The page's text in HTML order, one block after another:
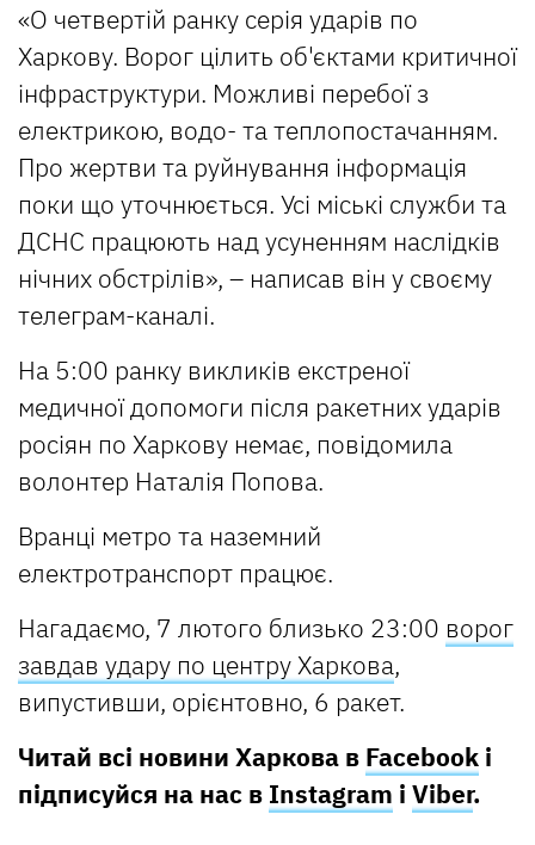
«О четвертій ранку серія ударів по
Харкову. Ворог цілить об'єктами критичної
інфраструктури. Можливі перебої з
електрикою, водо- та теплопостачанням.
Про жертви та руйнування інформація
поки що уточнюється. Усі міські служби та
ДСНС працюють над усуненням наслідків
нічних обстрілів», – написав він у своєму
телеграм-каналі.
На 5:00 ранку викликів екстреної
медичної допомоги після ракетних ударів
росіян по Харкову немає, повідомила
волонтер Наталія Попова.
Вранці метро та наземний
електротранспорт працює.
Нагадаємо, 7 лютого близько 23:00 ворог
завдав удару по центру Харкова,
випустивши, орієнтовно, 6 ракет.
Читай всі новини Харкова в Facebook і
підписуйся на нас в Instagram і Viber.